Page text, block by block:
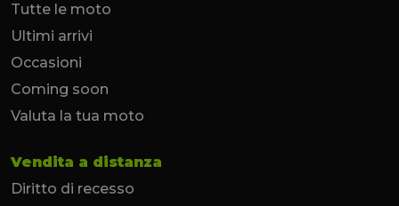
Tutte le moto
Ultimi arrivi
Occasioni
Coming soon
Valuta la tua moto
Vendita a distanza
Diritto di recesso